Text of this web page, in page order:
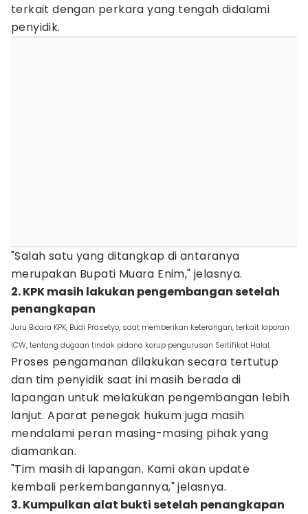
terkait dengan perkara yang tengah didalami
penyidik.
"Salah satu yang ditangkap di antaranya
merupakan Bupati Muara Enim," jelasnya.
2. KPK masih lakukan pengembangan setelah
penangkapan
Juru Bicara KPK, Budi Prasetyo, saat memberikan keterangan, terkait laporan
ICW, tentang dugaan tindak pidana korup pengurusan Sertifikat Halal.
Proses pengamanan dilakukan secara tertutup
dan tim penyidik saat ini masih berada di
lapangan untuk melakukan pengembangan lebih
lanjut. Aparat penegak hukum juga masih
mendalami peran masing-masing pihak yang
diamankan.
"Tim masih di lapangan. Kami akan update
kembali perkembangannya," jelasnya.
3. Kumpulkan alat bukti setelah penangkapan